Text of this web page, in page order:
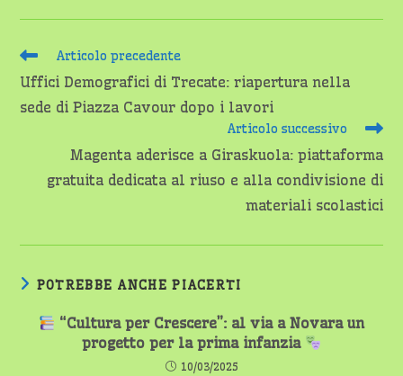
Leggi
articoli
Articolo precedente
Uffici Demografici di Trecate: riapertura nella
sede di Piazza Cavour dopo i lavori
Articolo successivo
Magenta aderisce a Giraskuola: piattaforma
gratuita dedicata al riuso e alla condivisione di
materiali scolastici
POTREBBE ANCHE PIACERTI
“Cultura per Crescere”: al via a Novara un
progetto per la prima infanzia
10/03/2025